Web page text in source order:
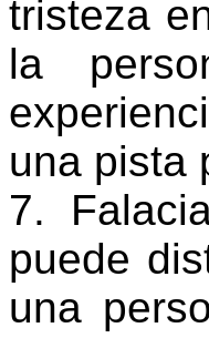
tristeza
la
una pista
7.
puede
una